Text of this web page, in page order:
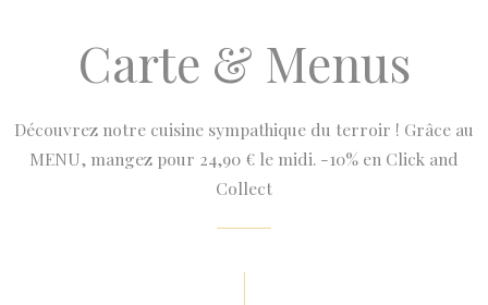
Carte & Menus
Découvrez notre cuisine sympathique du terroir ! Grâce au
MENU, mangez pour 24,90 € le midi. -10% en Click and
Collect